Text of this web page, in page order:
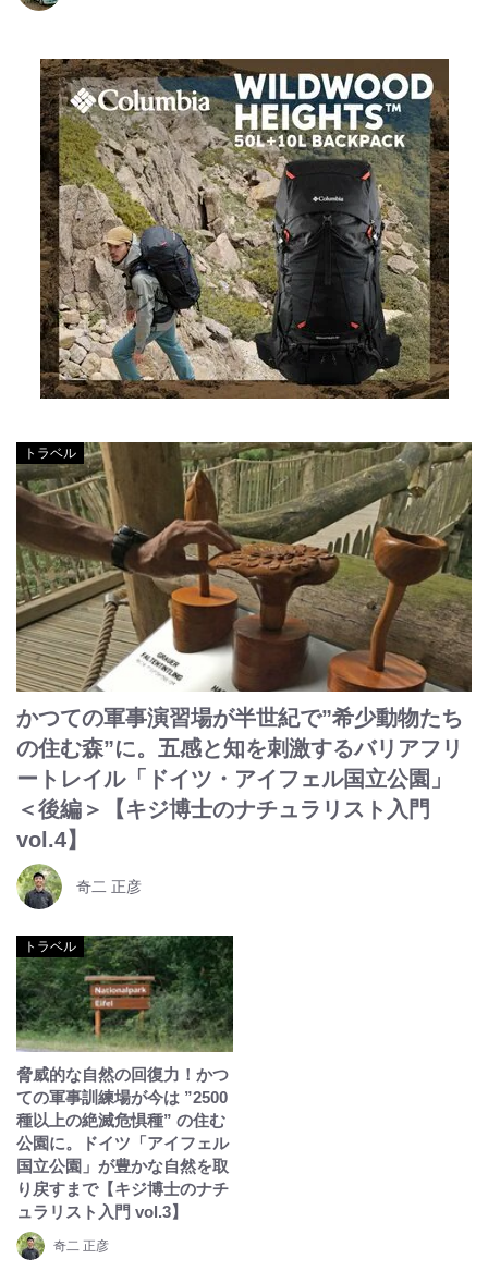
トラベル
かつての軍事演習場が半世紀で”希少動物たち
の住む森”に。五感と知を刺激するバリアフリ
ートレイル「ドイツ・アイフェル国立公園」
＜後編＞【キジ博士のナチュラリスト入門
vol.4】
奇二 正彦
トラベル
脅威的な自然の回復力！かつ
ての軍事訓練場が今は ”2500
種以上の絶滅危惧種” の住む
公園に。ドイツ「アイフェル
国立公園」が豊かな自然を取
り戻すまで【キジ博士のナチ
ュラリスト入門 vol.3】
奇二 正彦